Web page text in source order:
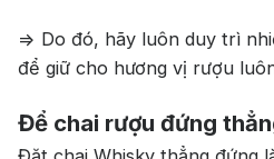
=> Do đó, hãy luôn duy trì
để giữ cho hương vị rượu
Để chai rượu đứng